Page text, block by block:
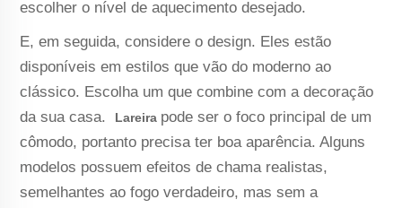
escolher o nível de aquecimento desejado.
E, em seguida, considere o design. Eles estão
disponíveis em estilos que vão do moderno ao
clássico. Escolha um que combine com a decoração
da sua casa.
Lareira pode ser o foco principal de um
cômodo, portanto precisa ter boa aparência. Alguns
modelos possuem efeitos de chama realistas,
semelhantes ao fogo verdadeiro, mas sem a